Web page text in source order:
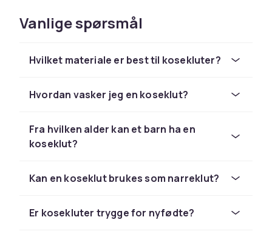
nyfødte og litt eldre barn.
utvalgt for å skåne følsom babyhud og tåle
Tips til valg av koseklut
når du velger koseklut. Mindre kluter passer
Kontroller alltid at materialet oppfyller
Vanlige spørsmål
Hvilket materiale er best til kosekluter?
Hvordan vasker jeg en koseklut?
Fra hvilken alder kan et barn ha en
koseklut?
Kan en koseklut brukes som narreklut?
Er kosekluter trygge for nyfødte?